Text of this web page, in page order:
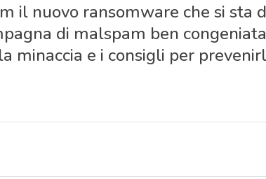
il nuovo ransomware che si sta
di malspam ben
minaccia e i consigli per